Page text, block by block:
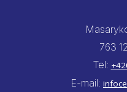
763
Tel:
E-mail: